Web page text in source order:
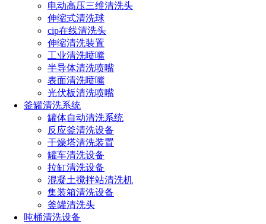
电动高压三维清洗头
伸缩式清洗球
cip在线清洗头
伸缩清洗装置
工业清洗喷嘴
半导体清洗喷嘴
表面清洗喷嘴
光伏板清洗喷嘴
釜罐清洗系统
罐体自动清洗系统
反应釜清洗设备
干燥塔清洗装置
罐车清洗设备
拉缸清洗设备
混凝土搅拌站清洗机
集装箱清洗设备
釜罐清洗头
吨桶清洗设备
4、具有独特的旋流腔结构，其大而通畅的流通道，能减少或
消除阻塞现象。AA/A系列金属喷嘴为外螺纹接头，A系列金
属喷嘴为内螺纹接头
性能数据